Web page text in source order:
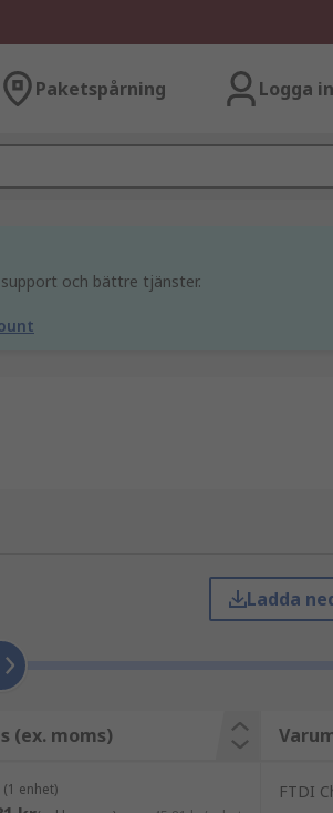
Paketspårning Logga
och bättre tjänster.
Ladda
(ex. moms)
enhet) FTDI